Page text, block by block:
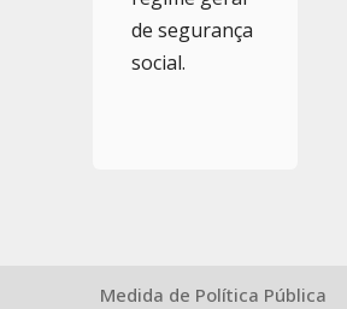
de segurança
social.
Medida de Política Pública